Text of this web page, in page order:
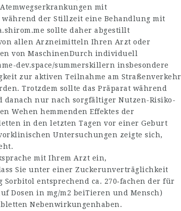
mit
der Stillzeit eine Behandlung mit
sollte daher abgestillt
allen Arzneimitteln Ihren Arzt oder
von MaschinenDurch individuell
dev.space/summerskillern insbesondere
zur aktiven Teilnahme am Straßenverkehr
Trotzdem sollte das Präparat während
danach nur nach sorgfältiger Nutzen-Risiko-
Wehen hemmenden Effektes der
in den letzten Tagen vor einer Geburt
Untersuchungen zeigte sich,
mit Ihrem Arzt ein,
Sie unter einer Zuckerunverträglichkeit
entsprechend ca. 270‑fachen der für
Dosen in mg/m2 beiTieren und Mensch)
Nebenwirkungenhaben.